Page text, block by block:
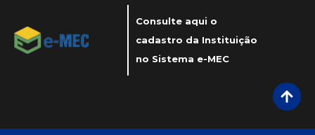
Consulte aqui o
cadastro da Instituição
no Sistema e-MEC